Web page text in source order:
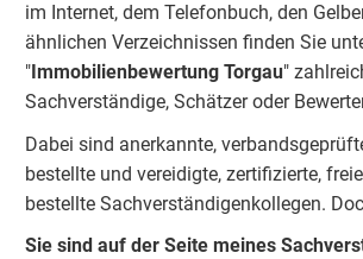
im Internet, dem Telefonbuch, den
ähnlichen Verzeichnissen finden Sie
" Immobilienbewertung Torgau"
Sachverständige, Schätzer oder
Dabei sind anerkannte,
bestellte und vereidigte, zertifizierte,
bestellte Sachverständigenkollegen.
Sie sind auf der Seite meines